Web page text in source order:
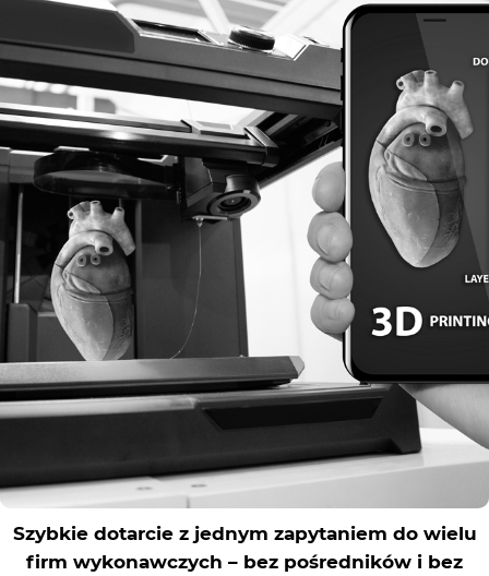
Zaloguj się
Dołącz jako Partner CNC
Rejestracja
Partner produkcyjny
Zaloguj się